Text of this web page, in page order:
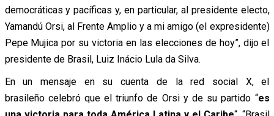
democráticas y pacíficas y, en particular, al presidente electo,
Yamandú Orsi, al Frente Amplio y a mi amigo (el expresidente)
Pepe Mujica por su victoria en las elecciones de hoy”, dijo el
presidente de Brasil, Luiz Inácio Lula da Silva.
En un mensaje en su cuenta de la red social X, el
brasileño celebró que el triunfo de Orsi y de su partido “es